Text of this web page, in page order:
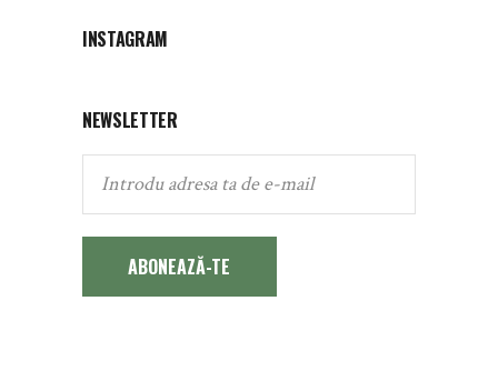
INSTAGRAM
NEWSLETTER
ABONEAZĂ-TE